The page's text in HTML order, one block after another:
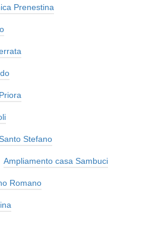
Prenestina
Stefano
Ampliamento casa Sambuci
Romano